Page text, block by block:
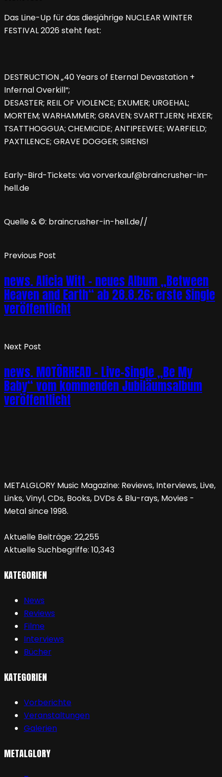
Das Line-Up für das diesjährige NUCLEAR WINTER
FESTIVAL 2026 steht fest:
DESTRUCTION „40 Years of Eternal Devastation +
Infernal Overkill“;
DESASTER; REIL OF VIOLENCE; EXUMER; URGEHAL;
MORTEM; WARHAMMER; GRAVEN; SVARTTJERN; HEXER;
TSATTHOGGUA; CHEMICIDE; ANTIPEEWEE; WARFIELD;
PAXTILENCE; GRAVE DOGGER; SIRENS!
Early-Bird-Tickets: via vorverkauf@braincrusher-in-
hell.de
Quelle & ©: braincrusher-in-hell.de//
Previous Post
news. Alicia Witt – neues Album „Between
Heaven and Earth“ ab 28.8.26; erste Single
veröffentlicht
Next Post
news. MOTÖRHEAD – Live-Single „Be My
Baby“ vom kommenden Jubiläumsalbum
veröffentlicht
METALGLORY Music Magazine: Reviews, Interviews, Live,
Links, Vinyl, CDs, Books, DVDs & Blu-rays, Movies -
Metal since 1998.
Aktuelle Beiträge: 22,255
Aktuelle Suchbegriffe: 10,343
KATEGORIEN
News
Reviews
Filme
Interviews
Bücher
KATEGORIEN
Vorberichte
Veranstaltungen
Galerien
METALGLORY